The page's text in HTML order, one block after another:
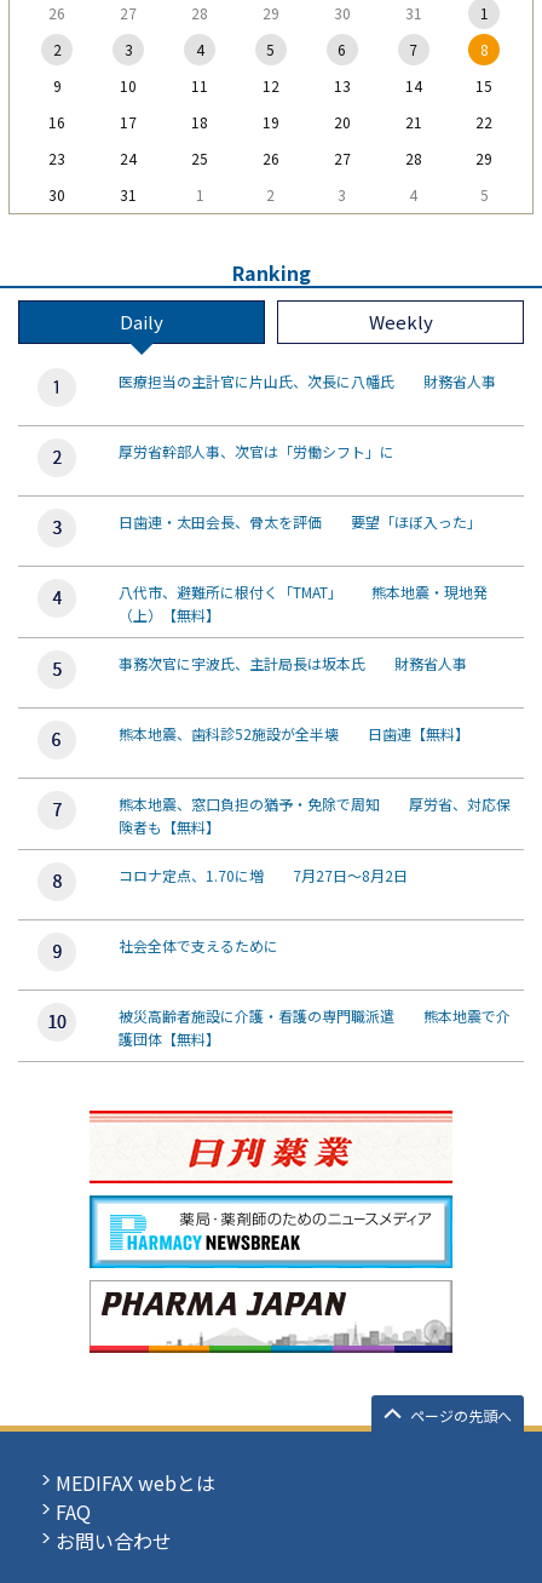
26 27 28 29 30 31
1
2
3 4 5 6 7
8
9
10 11 12 13 14
15
16
17 18 19 20 21
22
23
24 25 26 27 28
29
30
31 1 2 3 4 5
Ranking
Daily Weekly
医療担当の主計官に片山氏、次長に八幡氏 財務省人事
厚労省幹部人事、次官は「労働シフト」に
日歯連・太田会長、骨太を評価 要望「ほぼ入った」
八代市、避難所に根付く「TMAT」 熊本地震・現地発
（上）【無料】
事務次官に宇波氏、主計局長は坂本氏 財務省人事
熊本地震、歯科診52施設が全半壊 日歯連【無料】
熊本地震、窓口負担の猶予・免除で周知 厚労省、対応保
険者も【無料】
コロナ定点、1.70に増 7月27日～8月2日
社会全体で支えるために
被災高齢者施設に介護・看護の専門職派遣 熊本地震で介
護団体【無料】
ページの先頭へ
MEDIFAX webとは
FAQ
お問い合わせ